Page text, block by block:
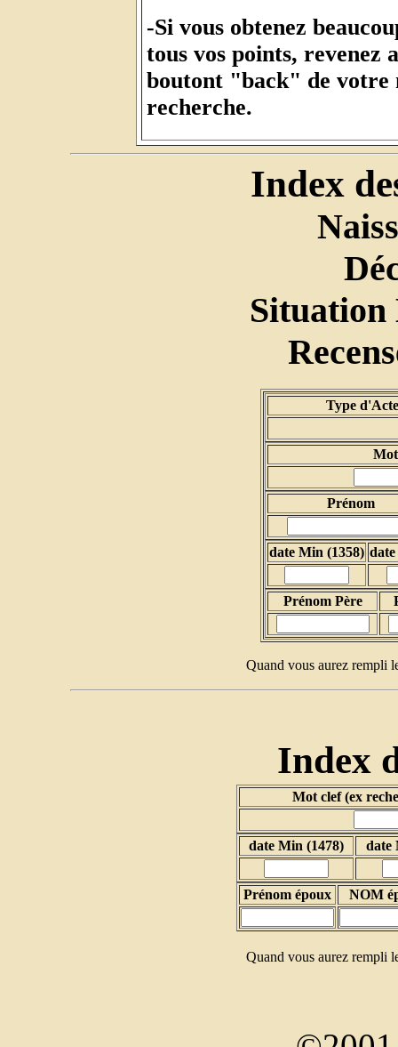
-Si vous obtenez
tous vos points,
boutont "back" de votre
recherche.
Index
Type
Prénom
date Min (1358)
Prénom Père
Quand vous aurez rempli
Index
Mot clef (ex
date Min (1478) date
Prénom époux NOM
Quand vous aurez rempli